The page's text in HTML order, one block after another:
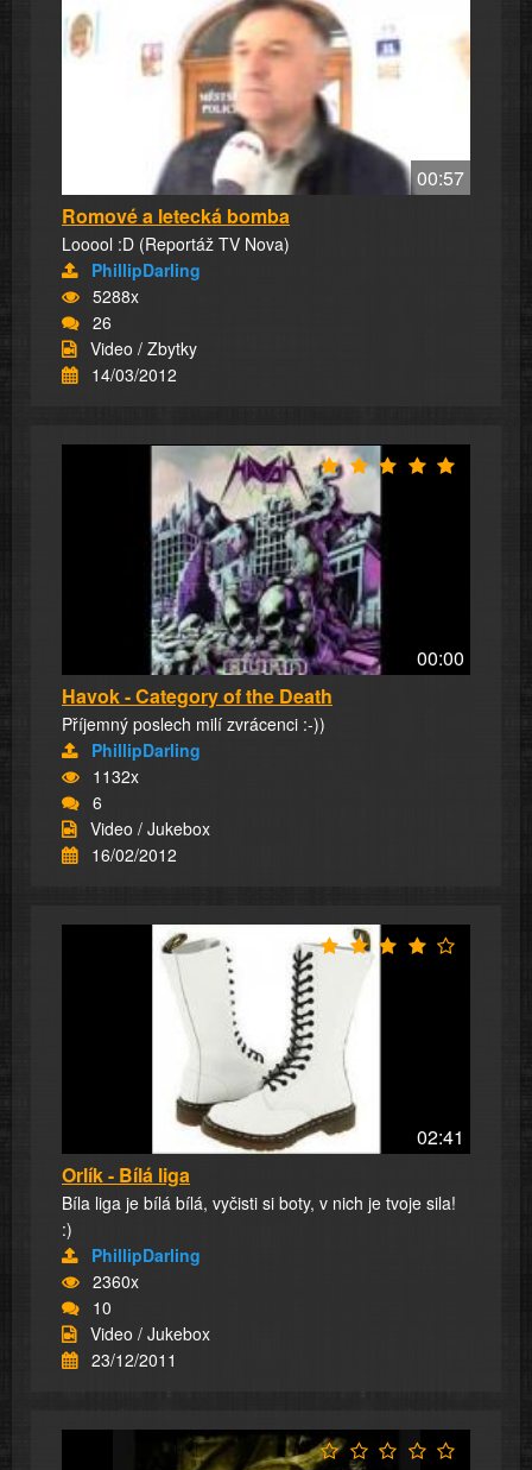
00:57
Romové a letecká bomba
Looool :D (Reportáž TV Nova)
PhillipDarling
5288x
26
Video / Zbytky
14/03/2012
00:00
Havok - Category of the Death
Příjemný poslech milí zvrácenci :-))
PhillipDarling
1132x
6
Video / Jukebox
16/02/2012
02:41
Orlík - Bílá liga
Bíla liga je bílá bílá, vyčisti si boty, v nich je tvoje sila!
:)
PhillipDarling
2360x
10
Video / Jukebox
23/12/2011